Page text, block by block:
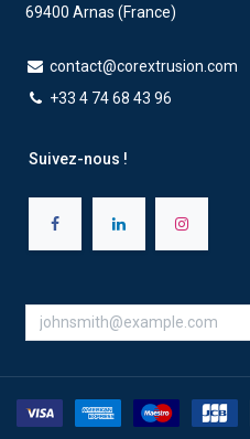
69400 Arnas (France)
contact@corextrusion.com
+33 4 74 68 43 96
Suivez-nous !